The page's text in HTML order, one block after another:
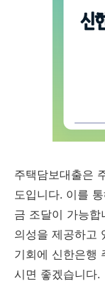
주택담보대출은
도입니다. 이를
금 조달이 가능
의성을 제공하고
기회에 신한은행
시면 좋겠습니다.